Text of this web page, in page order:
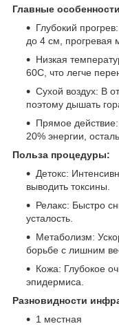
Главные
Глубокий
до 4 см,
Низкая
60С, что легче
Сухой воздух: В
поэтому дышать
Прямое
20% энергии,
Польза процедуры:
Детокс:
выводить токсины.
Релакс: Быстро
усталость.
Метаболизм:
борьбе с лишним
Кожа: Глубокое
эпидермиса.
Разновидности
1 местная